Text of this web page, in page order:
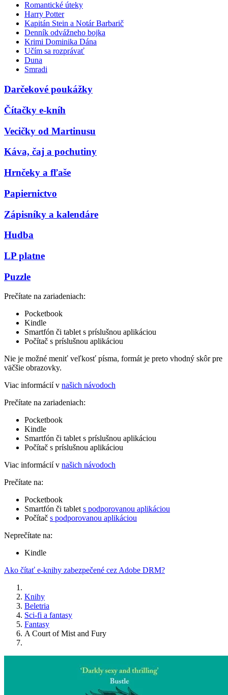
Romantické úteky
Harry Potter
Kapitán Stein a Notár Barbarič
Denník odvážneho bojka
Krimi Dominika Dána
Učím sa rozprávať
Duna
Smradi
Darčekové poukážky
Čítačky e-kníh
Vecičky od Martinusu
Káva, čaj a pochutiny
Hrnčeky a fľaše
Papiernictvo
Zápisníky a kalendáre
Hudba
LP platne
Puzzle
Prečítate na zariadeniach:
Pocketbook
Kindle
Smartfón či tablet s príslušnou aplikáciou
Počítač s príslušnou aplikáciou
Nie je možné meniť veľkosť písma, formát je preto vhodný skôr pre
väčšie obrazovky.
Viac informácií v našich návodoch
Prečítate na zariadeniach:
Pocketbook
Kindle
Smartfón či tablet s príslušnou aplikáciou
Počítač s príslušnou aplikáciou
Viac informácií v našich návodoch
Prečítate na:
Pocketbook
Smartfón či tablet s podporovanou aplikáciou
Počítač s podporovanou aplikáciou
Neprečítate na:
Kindle
Ako čítať e-knihy zabezpečené cez Adobe DRM?
Knihy
Beletria
Sci-fi a fantasy
Fantasy
A Court of Mist and Fury